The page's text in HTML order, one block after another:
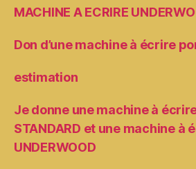
MACHINE A ECRIRE
Don d’une machine à écrire
estimation
Je donne une machine à
STANDARD et une machine à
UNDERWOOD